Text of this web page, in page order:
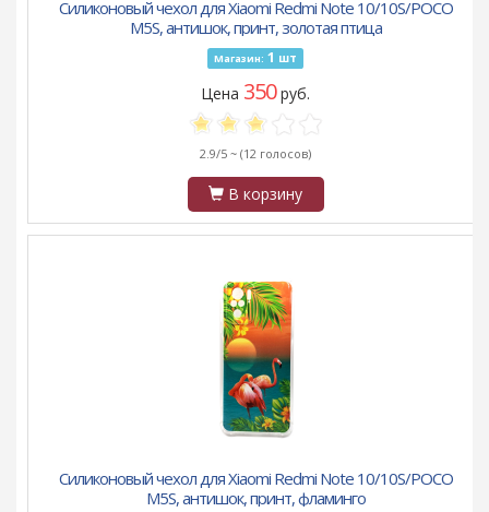
Силиконовый чехол для Xiaomi Redmi Note 10/10S/POCO
M5S, антишок, принт, золотая птица
Магазин: 1 шт
Цена 350руб.
2.9/5 ~ (12 голосов)
В корзину
Силиконовый чехол для Xiaomi Redmi Note 10/10S/POCO
M5S, антишок, принт, фламинго